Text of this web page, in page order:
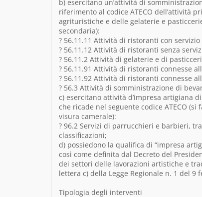
b) esercitano un’attività di
riferimento al codice ATECO dell’attività
agrituristiche e delle gelaterie e
secondaria):
? 56.11.11 Attività di ristoranti con
? 56.11.12 Attività di ristoranti senza
? 56.11.2 Attività di gelaterie e di
? 56.11.91 Attività di ristoranti connesse
? 56.11.92 Attività di ristoranti connesse
? 56.3 Attività di somministrazione di
c) esercitano attività d’impresa artigiana
che ricade nel seguente codice ATECO
visura camerale):
? 96.2 Servizi di parrucchieri e barbieri,
classificazioni;
d) possiedono la qualifica di “impresa
così come definita dal Decreto del
dei settori delle lavorazioni artistiche e
lettera c) della Legge Regionale n. 1 del 9
Tipologia degli interventi